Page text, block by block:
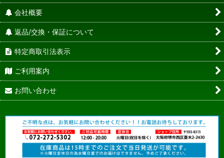
会社概要
返品/交換・保証について
特定商取引法表示
ご利用案内
お問い合わせ